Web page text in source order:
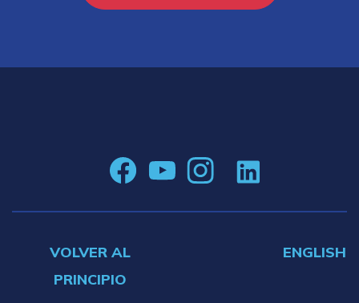
VOLVER AL
PRINCIPIO
ENGLISH